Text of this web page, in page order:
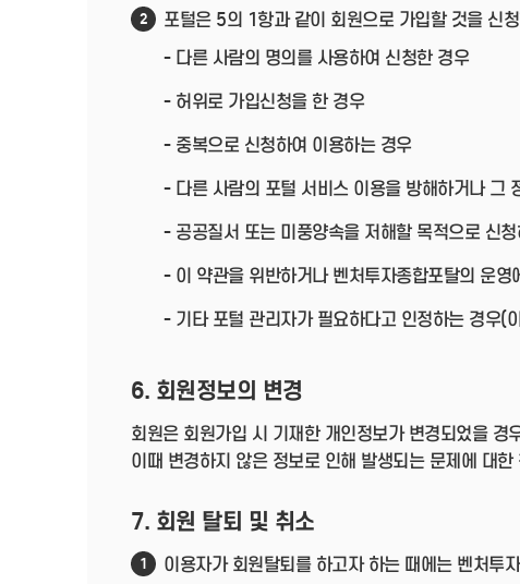
2
포털은 5의 1항과 같이 회원으로 가입할 것을 신
- 다른 사람의 명의를 사용하여 신청한 경우
- 허위로 가입신청을 한 경우
- 중복으로 신청하여 이용하는 경우
- 다른 사람의 포털 서비스 이용을 방해하거나 그
- 공공질서 또는 미풍양속을 저해할 목적으로 신
- 이 약관을 위반하거나 벤처투자종합포탈의 운
- 기타 포털 관리자가 필요하다고 인정하는 경우(
6. 회원정보의 변경
회원은 회원가입 시 기재한 개인정보가 변경되었을
이때 변경하지 않은 정보로 인해 발생되는 문제에 대
7. 회원 탈퇴 및 취소
1 이용자가 회원탈퇴를 하고자 하는 때에는 벤처투